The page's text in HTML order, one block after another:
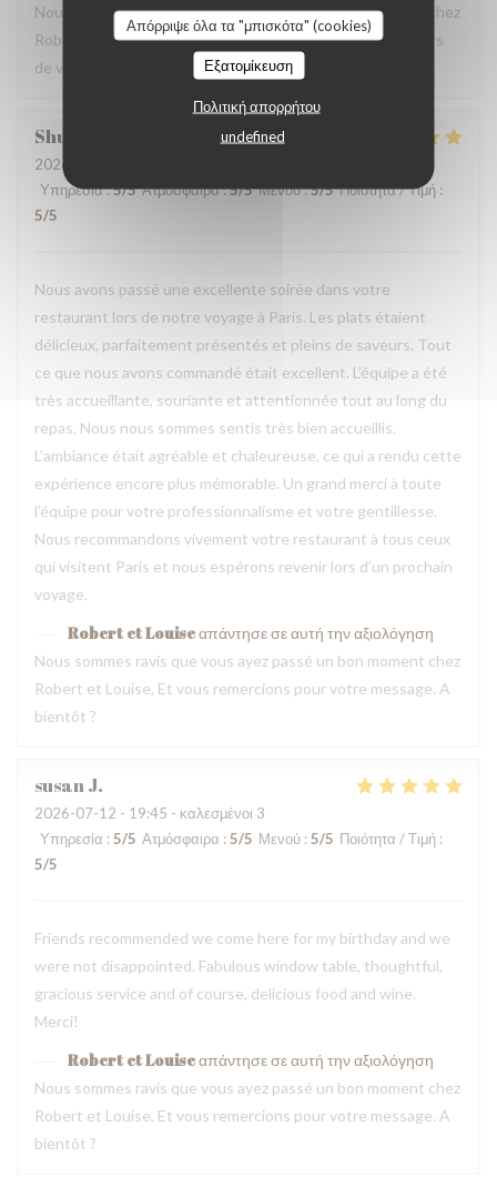
Απόρριψε όλα τα "μπισκότα" (cookies)
Εξατομίκευση
Πολιτική απορρήτου
undefined
Nous sommes ravis que vous ayez passé un bon moment chez
Robert et Louise, que nous serons heureux de rééditer lors
de votre prochain passage.
Shunkuei
2026-07-16
Υπηρεσία:5/5 Ατμόσφαιρα:5/5 Μενού:5/5 Ποιότητα / Τιμή :
5/5
Nous avons passé une excellente soirée dans votre
restaurant lors de notre voyage à Paris. Les plats étaient
délicieux, parfaitement présentés et pleins de saveurs. Tout
ce que nous avons commandé était excellent. L’équipe a été
très accueillante, souriante et attentionnée tout au long du
repas. Nous nous sommes sentis très bien accueillis.
L’ambiance était agréable et chaleureuse, ce qui a rendu cette
expérience encore plus mémorable. Un grand merci à toute
l’équipe pour votre professionnalisme et votre gentillesse.
Nous recommandons vivement votre restaurant à tous ceux
qui visitent Paris et nous espérons revenir lors d’un prochain
voyage.
Robert et Louiseαπάντησε σε αυτή την αξιολόγηση
Nous sommes ravis que vous ayez passé un bon moment chez
Robert et Louise, Et vous remercions pour votre message. A
bientôt ?
susanJ
2026-07-12 - 19:45 - καλεσμένοι 3
Υπηρεσία : 5/5 Ατμόσφαιρα : 5/5 Μενού : 5/5 Ποιότητα / Τιμή :
5/5
Friends recommended we come here for my birthday and we
were not disappointed. Fabulous window table, thoughtful,
gracious service and of course, delicious food and wine.
Merci!
Robert et Louiseαπάντησε σε αυτή την αξιολόγηση
Nous sommes ravis que vous ayez passé un bon moment chez
Robert et Louise, Et vous remercions pour votre message. A
bientôt ?